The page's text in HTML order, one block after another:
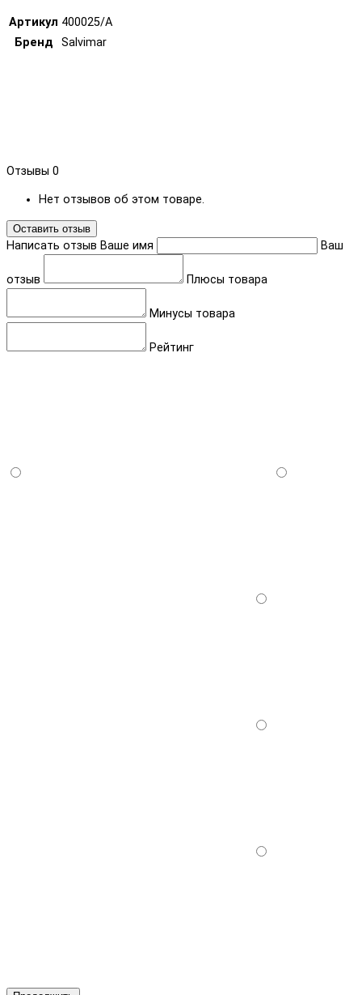
Артикул 400025/A
Бренд
Salvimar
Отзывы 0
Нет отзывов об этом товаре.
Оставить отзыв
Написать отзыв Ваше имя Ваш
отзыв Плюсы товара
Минусы товара
Рейтинг